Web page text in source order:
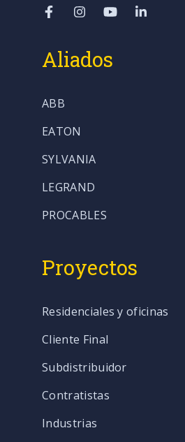
Aliados
ABB
EATON
SYLVANIA
LEGRAND
PROCABLES
Proyectos
Residenciales y oficinas
Cliente Final
Subdistribuidor
Contratistas
Industrias